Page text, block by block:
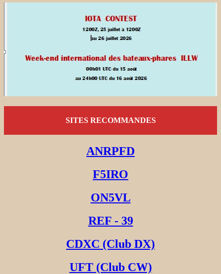
SITES RECOMMANDES
ANRPFD
F5IRO
ON5VL
REF - 39
CDXC (Club DX)
UFT (Club CW)